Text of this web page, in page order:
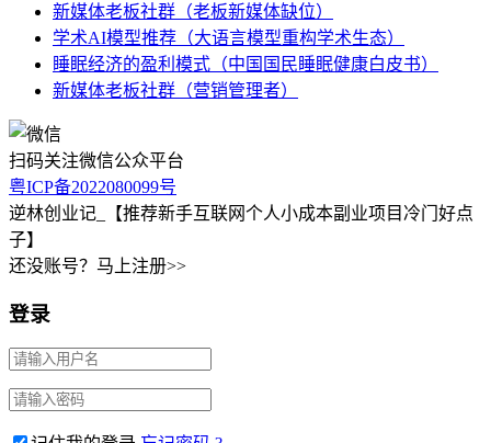
新媒体老板社群（老板新媒体缺位）
学术AI模型推荐（大语言模型重构学术生态）
睡眠经济的盈利模式（中国国民睡眠健康白皮书）
新媒体老板社群（营销管理者）
扫码关注微信公众平台
粤ICP备2022080099号
逆林创业记_【推荐新手互联网个人小成本副业项目冷门好点
子】
还没账号？马上注册>>
登录